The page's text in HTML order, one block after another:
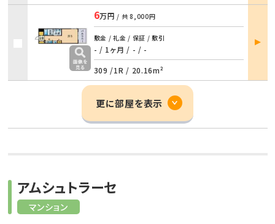
6万円 / 共 8,000円
敷金 / 礼金 / 保証 / 敷引
- / 1ヶ月 / - / -
309 /1R / 20.16m²
部屋
詳細
更に部屋を表示
マンション
アムシュトラーセ